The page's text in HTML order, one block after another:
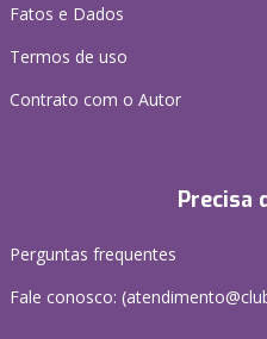
Fatos e Dados
Termos de uso
Contrato com o Autor
Precisa
Perguntas frequentes
Fale conosco: (